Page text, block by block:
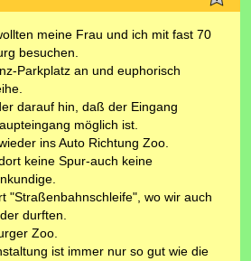
meine Frau und ich mit fast 70
besuchen.
Parkplatz an und euphorisch
darauf hin, daß der Eingang
möglich ist.
ins Auto Richtung Zoo.
keine Spur-auch keine
"Straßenbahnschleife", wo wir auch
durften.
Zoo.
ist immer nur so gut wie die